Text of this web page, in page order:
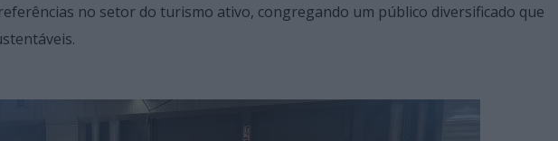
no setor do turismo ativo, congregando um público diversificado que